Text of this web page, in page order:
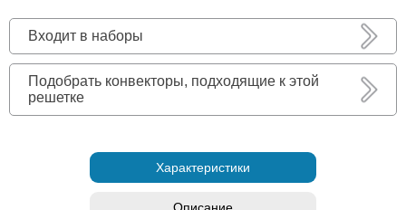
Входит в наборы
Подобрать конвекторы, подходящие к этой
решетке
Характеристики